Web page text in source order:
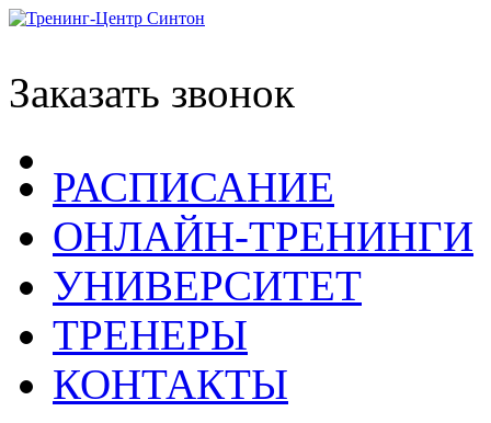
Заказать звонок
РАСПИСАНИЕ
ОНЛАЙН-ТРЕНИНГИ
УНИВЕРСИТЕТ
ТРЕНЕРЫ
КОНТАКТЫ